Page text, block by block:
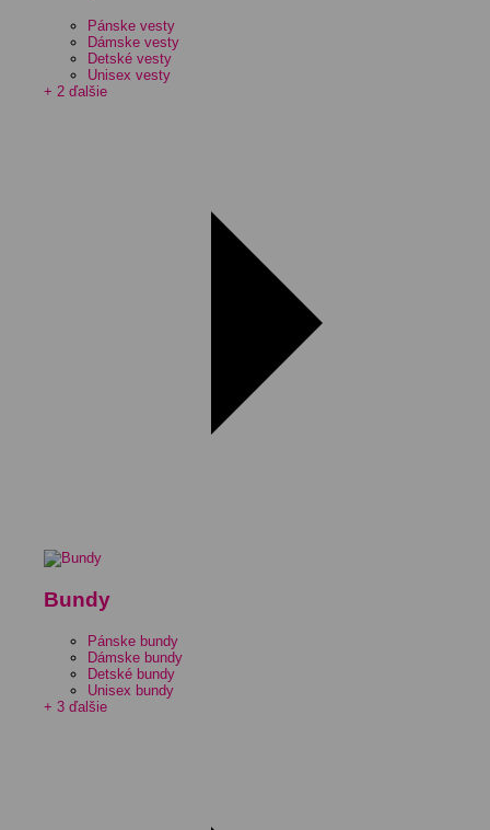
Pánske vesty
Dámske vesty
Detské vesty
Unisex vesty
+ 2 ďalšie
Bundy
Pánske bundy
Dámske bundy
Detské bundy
Unisex bundy
+ 3 ďalšie